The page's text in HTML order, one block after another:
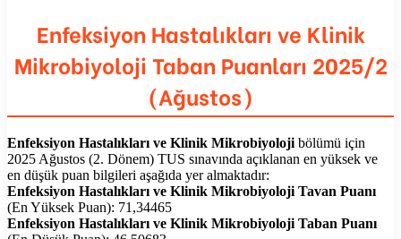
Enfeksiyon Hastalıkları ve Klinik
Mikrobiyoloji Taban Puanları 2025/2
(Ağustos)
Enfeksiyon Hastalıkları ve Klinik Mikrobiyoloji bölümü için
2025 Ağustos (2. Dönem) TUS sınavında açıklanan en yüksek ve
en düşük puan bilgileri aşağıda yer almaktadır:
Enfeksiyon Hastalıkları ve Klinik Mikrobiyoloji Tavan Puanı
(En Yüksek Puan): 71,34465
Enfeksiyon Hastalıkları ve Klinik Mikrobiyoloji Taban Puanı